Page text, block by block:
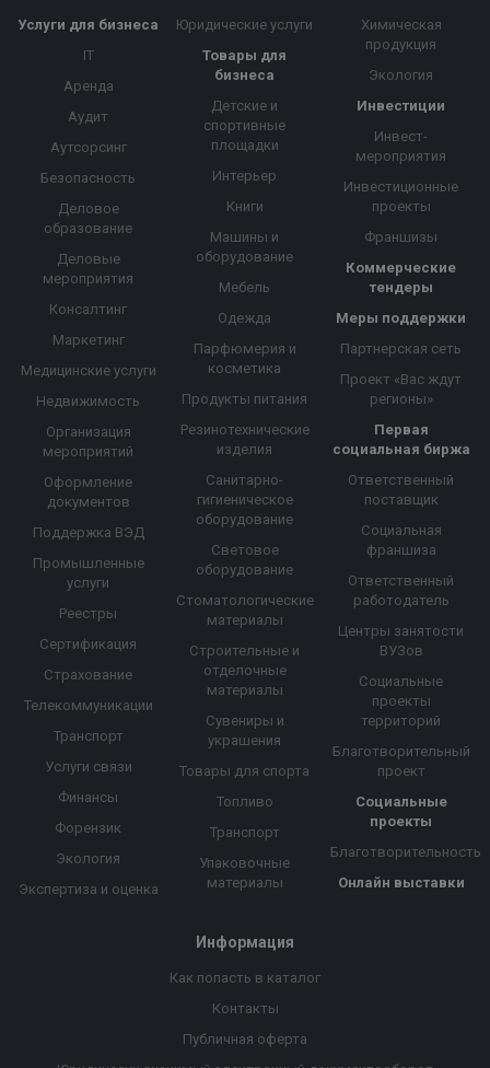
Услуги для бизнеса
IT
Аренда
Аудит
Аутсорсинг
Безопасность
Деловое
образование
Деловые
мероприятия
Консалтинг
Маркетинг
Медицинские услуги
Недвижимость
Организация
мероприятий
Оформление
документов
Поддержка ВЭД
Промышленные
услуги
Реестры
Сертификация
Страхование
Телекоммуникации
Транспорт
Услуги связи
Финансы
Форензик
Экология
Экспертиза и оценка
Юридические услуги
Товары для
бизнеса
Детские и
спортивные
площадки
Интерьер
Книги
Машины и
оборудование
Мебель
Одежда
Парфюмерия и
косметика
Продукты питания
Резинотехнические
изделия
Санитарно-
гигиеническое
оборудование
Световое
оборудование
Стоматологические
материалы
Строительные и
отделочные
материалы
Сувениры и
украшения
Товары для спорта
Топливо
Транспорт
Упаковочные
материалы
Химическая
продукция
Экология
Инвестиции
Инвест-
мероприятия
Инвестиционные
проекты
Франшизы
Коммерческие
тендеры
Меры поддержки
Партнерская сеть
Проект «Вас ждут
регионы»
Первая
социальная биржа
Ответственный
поставщик
Социальная
франшиза
Ответственный
работодатель
Центры занятости
ВУЗов
Социальные
проекты
территорий
Благотворительный
проект
Социальные
проекты
Благотворительность
Онлайн выставки
Информация
Как попасть в каталог
Контакты
Публичная оферта